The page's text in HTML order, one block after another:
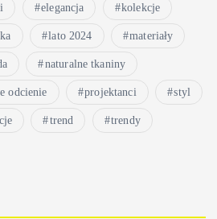
elegancja kolekcje
lato 2024 materiały
naturalne tkaniny
odcienie projektanci styl
trend trendy